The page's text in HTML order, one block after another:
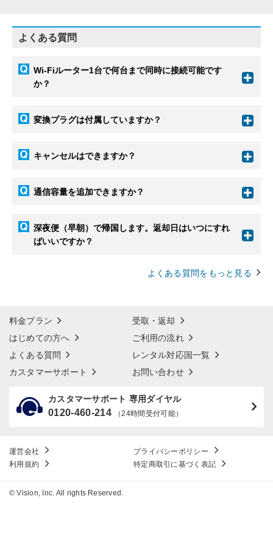
よくある質問
Wi-Fiルーター1台で何台まで同時に接続可能です
か？
変換プラグは付属していますか？
キャンセルはできますか？
通信容量を追加できますか？
深夜便（早朝）で帰国します。返却日はいつにすれ
ばいいですか？
よくある質問をもっと見る
料金プラン
受取・返却
はじめての方へ
ご利用の流れ
よくある質問
レンタル対応国一覧
カスタマーサポート
お問い合わせ
カスタマーサポート 専用ダイヤル
0120-460-214 （24時間受付可能）
運営会社
プライバシーポリシー
利用規約
特定商取引に基づく表記
© Vision, Inc. All rights Reserved.